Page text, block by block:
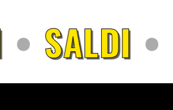
• SALDI •